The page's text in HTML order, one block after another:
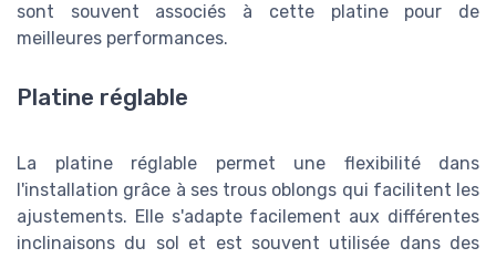
sont souvent associés à cette platine pour de
meilleures performances.
Platine réglable
La platine réglable permet une flexibilité dans
l'installation grâce à ses trous oblongs qui facilitent les
ajustements. Elle s'adapte facilement aux différentes
inclinaisons du sol et est souvent utilisée dans des